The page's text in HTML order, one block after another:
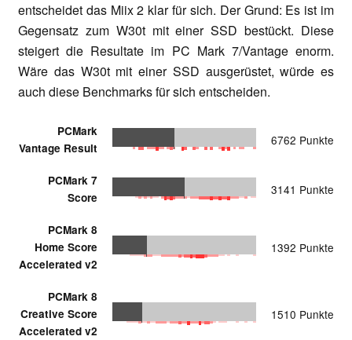
entscheidet das Miix 2 klar für sich. Der Grund: Es ist im
Gegensatz zum W30t mit einer SSD bestückt. Diese
steigert die Resultate im PC Mark 7/Vantage enorm.
Wäre das W30t mit einer SSD ausgerüstet, würde es
auch diese Benchmarks für sich entscheiden.
PCMark
Vantage Result
6762 Punkte
PCMark 7
Score
3141 Punkte
PCMark 8
Home Score
Accelerated v2
1392 Punkte
PCMark 8
Creative Score
Accelerated v2
1510 Punkte